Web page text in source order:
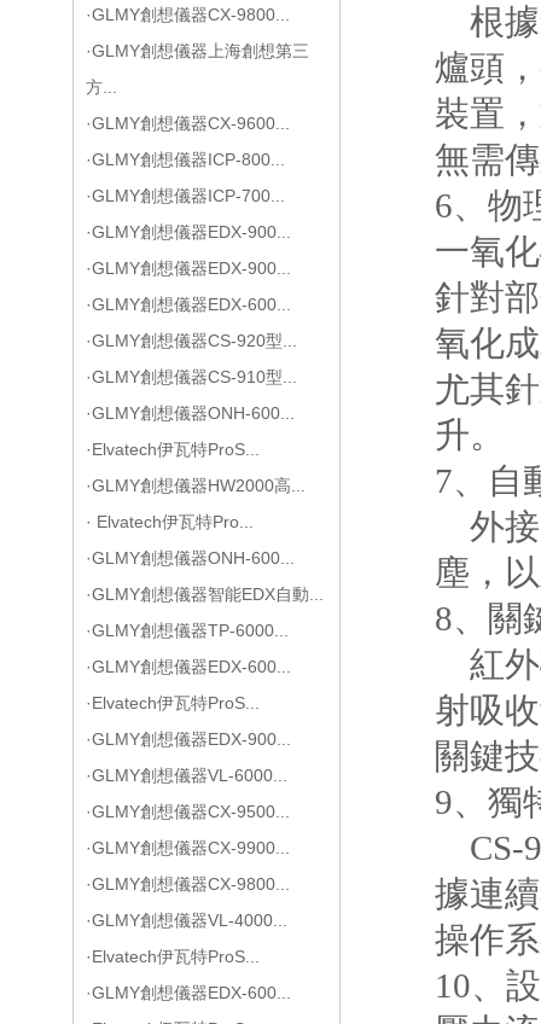
·GLMY創想儀器CX-9800...
·GLMY創想儀器上海創想第三
方...
·GLMY創想儀器CX-9600...
·GLMY創想儀器ICP-800...
·GLMY創想儀器ICP-700...
·GLMY創想儀器EDX-900...
·GLMY創想儀器EDX-900...
·GLMY創想儀器EDX-600...
·GLMY創想儀器CS-920型...
·GLMY創想儀器CS-910型...
·GLMY創想儀器ONH-600...
·Elvatech伊瓦特ProS...
·GLMY創想儀器HW2000高...
· Elvatech伊瓦特Pro...
·GLMY創想儀器ONH-600...
·GLMY創想儀器智能EDX自動...
·GLMY創想儀器TP-6000...
·GLMY創想儀器EDX-600...
·Elvatech伊瓦特ProS...
·GLMY創想儀器EDX-900...
·GLMY創想儀器VL-6000...
·GLMY創想儀器CX-9500...
·GLMY創想儀器CX-9900...
·GLMY創想儀器CX-9800...
·GLMY創想儀器VL-4000...
·Elvatech伊瓦特ProS...
·GLMY創想儀器EDX-600...
根
爐頭
裝置
無需
6、 物
一氧
針對
氧化
尤其
升。
7、
自
外
塵，
8、 關
紅
射吸
關鍵
9、 獨
CS-
據連
操作
10、